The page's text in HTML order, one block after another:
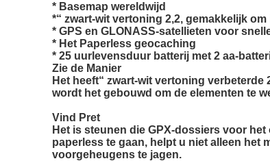
* Basemap wereldwijd
*“ zwart-wit vertoning 2,2, gemakkelijk
* GPS en GLONASS-satellieten voor
* Het Paperless geocaching
* 25 uurlevensduur batterij met 2 aa-
Zie de Manier
Het heeft“ zwart-wit vertoning
wordt het gebouwd om de elementen te
Vind Pret
Het is steunen die GPX-dossiers voor
paperless te gaan, helpt u niet alleen het
voorgeheugens te jagen.